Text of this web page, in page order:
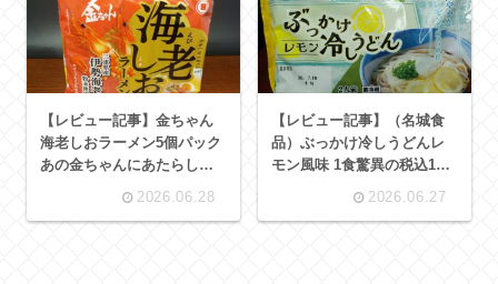
スープ
【レビュー記事】金ちゃん
海老しおラーメン5個パック
あの金ちゃんにあたらしい
2026.06.28
【レビュー記事】（名城食
品）ぶっかけ冷しうどんレ
モン風味 1食驚異の税込177
2026.06.27